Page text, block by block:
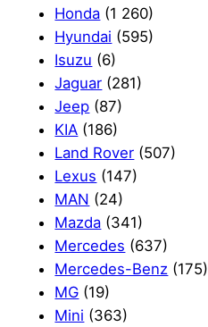
Honda (1 260)
Hyundai (595)
Isuzu (6)
Jaguar (281)
Jeep (87)
KIA (186)
Land Rover (507)
Lexus (147)
MAN (24)
Mazda (341)
Mercedes (637)
Mercedes-Benz (175)
MG (19)
Mini (363)